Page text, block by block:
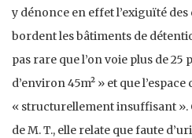
y dénonce en effet l’exiguïté
bordent les bâtiments de
pas rare que l’on voie plus de
d’environ 45m² » et que
« structurellement insuffisant
de M. T., elle relate que faute